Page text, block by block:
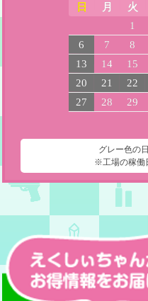
日 月 火
1
6
7 8
13
14 15
20
21 22
27
28 29
グレー色の
※工場の稼働